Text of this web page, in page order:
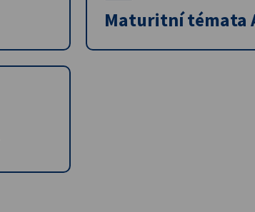
Maturitní témata